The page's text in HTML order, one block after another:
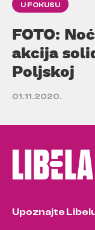
U FOKUSU
FOTO:
akcija
Poljskoj
01.11.2020.
Upoznajte